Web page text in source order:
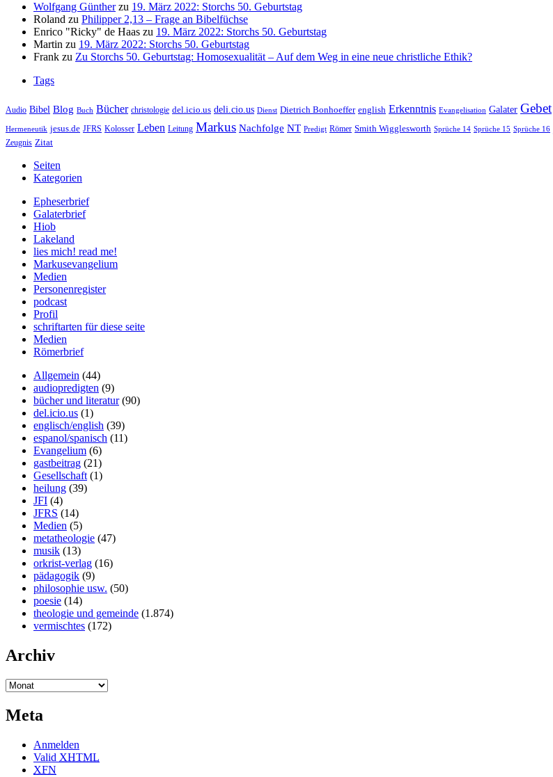
Wolfgang Güntherzu 19. März 2022: Storchs 50. Geburtstag
Roland zu Philipper 2,13 – Frage an Bibelfüchse
Enrico "Ricky" de Haas zu 19. März 2022: Storchs 50. Geburtstag
Martin zu 19. März 2022: Storchs 50. Geburtstag
Frank zu Zu Storchs 50. Geburtstag: Homosexualität – Auf dem Weg in eine neue christliche Ethik?
Tags
Audio Bibel Blog Buch Bücher christologie del.icio.us deli.cio.us Dienst Dietrich Bonhoeffer english Erkenntnis Evangelisation Galater Gebet
Hermeneutik jesus.de JFRS Kolosser Leben Leitung Markus Nachfolge NT Predigt Römer Smith Wigglesworth Sprüche 14 Sprüche 15 Sprüche 16
Zeugnis Zitat
Seiten
Kategorien
Epheserbrief
Galaterbrief
Hiob
Lakeland
lies mich! read me!
Markusevangelium
Medien
Personenregister
podcast
Profil
schriftarten für diese seite
Medien
Römerbrief
Allgemein (44)
audiopredigten (9)
bücher und literatur(90)
del.icio.us (1)
englisch/english (39)
espanol/spanisch (11)
Evangelium (6)
gastbeitrag (21)
Gesellschaft (1)
heilung (39)
JFI (4)
JFRS (14)
Medien (5)
metatheologie (47)
musik (13)
orkrist-verlag (16)
pädagogik (9)
philosophie usw. (50)
poesie (14)
theologie und gemeinde (1.874)
vermischtes (172)
Archiv
Meta
Anmelden
Valid XHTML
XFN